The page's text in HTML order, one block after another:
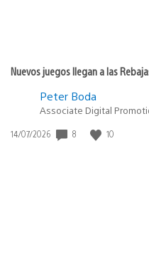
Nuevos juegos llegan a las
Peter Boda
Associate Digital
Fecha
14/07/2026 8 10